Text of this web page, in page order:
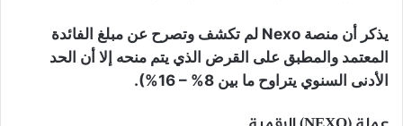
يذكر أن منصة Nexo لم تكشف وتصرح عن مبلغ الفائدة
المعتمد والمطبق على القرض الذي يتم منحه إلا أن الحد
الأدنى السنوي يتراوح ما بين 8% – 16%).